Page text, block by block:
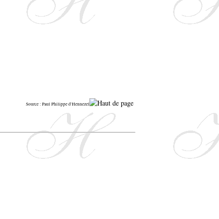
Source : Paul Philippe d'Hennezel